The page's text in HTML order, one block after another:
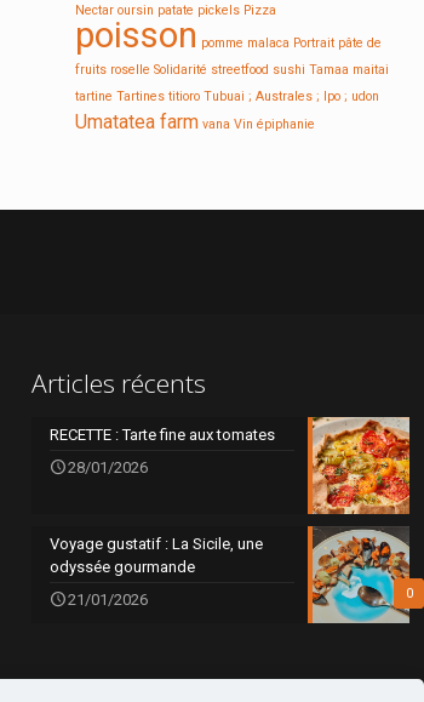
Nectar oursin patate pickels Pizza
poisson pomme malaca Portrait pâte de
fruits roselle Solidarité streetfood sushi Tamaa maitai
tartine Tartines titioro Tubuai ; Australes ; Ipo ; udon
Umatatea farm vana Vin épiphanie
Articles récents
RECETTE : Tarte fine aux tomates
28/01/2026
0
Voyage gustatif : La Sicile, une
odyssée gourmande
21/01/2026